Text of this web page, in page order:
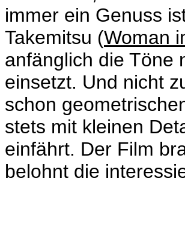
immer ein Genuss
Takemitsu (Woman
anfänglich die Töne
einsetzt. Und nicht
schon
stets mit kleinen
einfährt. Der Film
belohnt die